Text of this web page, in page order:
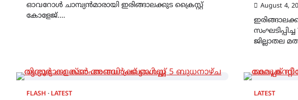
ഓവറോൾ ചാമ്പ്യൻമാരായി ഇരിങ്ങാലക്കുട ക്രൈസ്റ്റ്
കോളേജ്.…
August 4,
ജില്ലാതല
FLASH LATEST LATEST